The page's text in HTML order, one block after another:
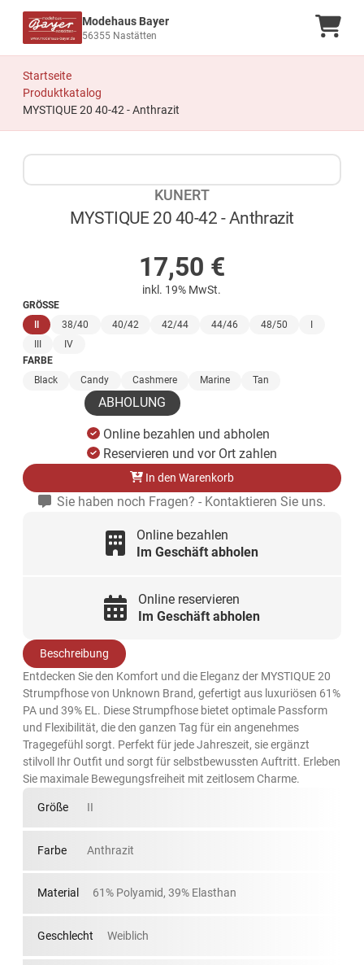
Modehaus Bayer
56355 Nastätten
Startseite
Produktkatalog
MYSTIQUE 20 40-42 - Anthrazit
KUNERT
MYSTIQUE 20 40-42 - Anthrazit
17,50 €
inkl. 19% MwSt.
GRÖSSE
II(ausgewählt)
38/40 40/42 42/44 44/46 48/50
I
III
IV
FARBE
Black
Candy Cashmere Marine Tan
ABHOLUNG
Online bezahlen und abholen
Reservieren und vor Ort zahlen
In den Warenkorb
Sie haben noch Fragen? - Kontaktieren Sie uns.
Online bezahlen
Im Geschäft abholen
Online reservieren
Im Geschäft abholen
Beschreibung
Entdecken Sie den Komfort und die Eleganz der MYSTIQUE 20
Strumpfhose von Unknown Brand, gefertigt aus luxuriösen 61%
PA und 39% EL. Diese Strumpfhose bietet optimale Passform
und Flexibilität, die den ganzen Tag für ein angenehmes
Tragegefühl sorgt. Perfekt für jede Jahreszeit, sie ergänzt
stilvoll Ihr Outfit und sorgt für selbstbewussten Auftritt. Erleben
Sie maximale Bewegungsfreiheit mit zeitlosem Charme.
Größe II
Farbe Anthrazit
Material 61% Polyamid, 39% Elasthan
Geschlecht Weiblich